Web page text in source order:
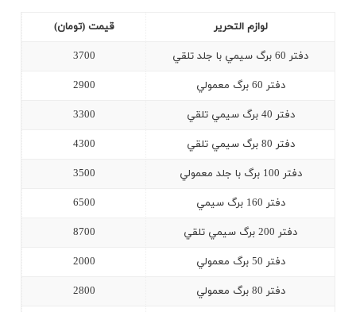
لوازم التحرير قيمت (تومان)
دفتر 60 برگ سيمي با جلد تلقي 3700
دفتر 60 برگ معمولي 2900
دفتر 40 برگ سيمي تلقي 3300
دفتر 80 برگ سيمي تلقي 4300
دفتر 100 برگ با جلد معمولي 3500
دفتر 160 برگ سيمي 6500
دفتر 200 برگ سيمي تلقي 8700
دفتر 50 برگ معمولي 2000
دفتر 80 برگ معمولي 2800